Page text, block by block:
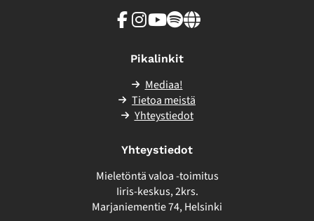
Facebook
Instagram
Youtube
SpotifyLinkki
Pikalinkit
Mediaa!
Tietoa meistä
Yhteystiedot
Yhteystiedot
Mieletöntä valoa -toimitus
Iiris-keskus, 2krs.
Marjaniementie 74, Helsinki